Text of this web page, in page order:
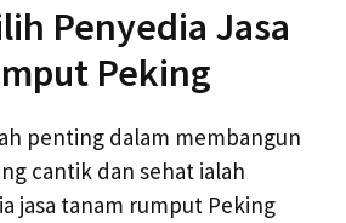
Penyedia Jasa
Peking
penting dalam membangun
cantik dan sehat ialah
jasa tanam rumput Peking